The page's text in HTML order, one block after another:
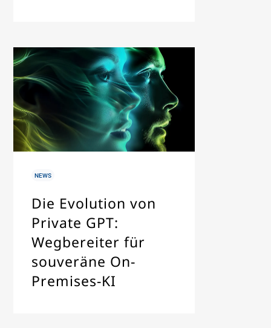
NEWS
Die Evolution von
Private GPT:
Wegbereiter für
souveräne On-
Premises-KI